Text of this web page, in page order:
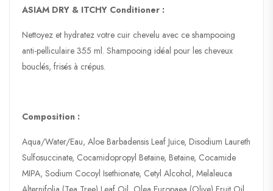
ASIAM DRY & ITCHY Conditioner :
Nettoyez et hydratez votre cuir chevelu avec ce shampooing
anti-pelliculaire 355 ml. Shampooing idéal pour les cheveux
bouclés, frisés à crépus.
Composition :
Aqua/Water/Eau, Aloe Barbadensis Leaf Juice, Disodium Laureth
Sulfosuccinate, Cocamidopropyl Betaine, Betaine, Cocamide
MIPA, Sodium Cocoyl Isethionate, Cetyl Alcohol, Melaleuca